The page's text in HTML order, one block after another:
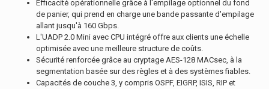
Efficacité opérationnelle grâce à l'empilage optionnel du fond
de panier, qui prend en charge une bande passante d'empilage
allant jusqu'à 160 Gbps.
L'UADP 2.0 Mini avec CPU intégré offre aux clients une échelle
optimisée avec une meilleure structure de coûts.
Sécurité renforcée grâce au cryptage AES-128 MACsec, à la
segmentation basée sur des règles et à des systèmes fiables.
Capacités de couche 3, y compris OSPF, EIGRP, ISIS, RIP et